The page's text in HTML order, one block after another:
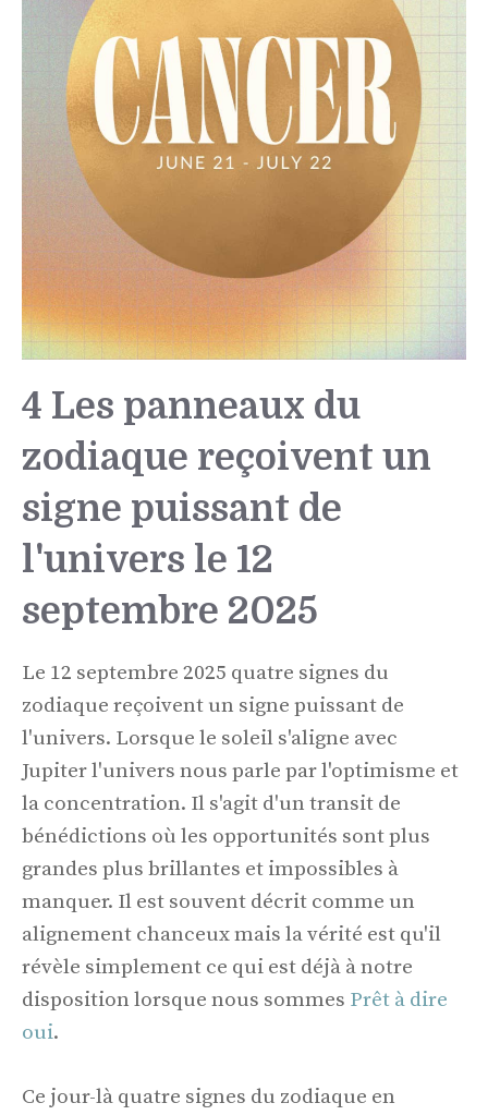
4 Les panneaux du
zodiaque reçoivent un
signe puissant de
l'univers le 12
septembre 2025
Le 12 septembre 2025 quatre signes du
zodiaque reçoivent un signe puissant de
l'univers. Lorsque le soleil s'aligne avec
Jupiter l'univers nous parle par l'optimisme et
la concentration. Il s'agit d'un transit de
bénédictions où les opportunités sont plus
grandes plus brillantes et impossibles à
manquer. Il est souvent décrit comme un
alignement chanceux mais la vérité est qu'il
révèle simplement ce qui est déjà à notre
disposition lorsque nous sommes Prêt à dire
oui.
Ce jour-là quatre signes du zodiaque en